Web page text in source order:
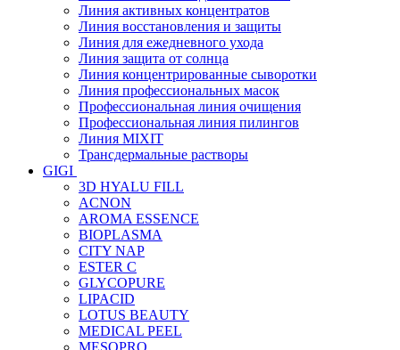
Линия активных концентратов
Линия восстановления и защиты
Линия для ежедневного ухода
Линия защита от солнца
Линия концентрированные сыворотки
Линия профессиональных масок
Профессиональная линия очищения
Профессиональная линия пилингов
Линия MIXIT
Трансдермальные растворы
GIGI
3D HYALU FILL
ACNON
AROMA ESSENCE
BIOPLASMA
CITY NAP
ESTER C
GLYCOPURE
LIPACID
LOTUS BEAUTY
MEDICAL PEEL
MESOPRO